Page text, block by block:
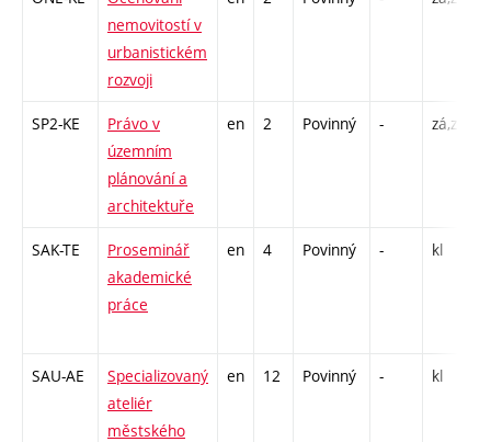
nemovitostí v
urbanistickém
rozvoji
SP2-KE
Právo v
územním
plánování a
architektuře
en 2 Povinný - zá,zk
SAK-TE
Proseminář
akademické
práce
en 4 Povinný - kl
SAU-AE
Specializovaný
ateliér
městského
en 12 Povinný - kl